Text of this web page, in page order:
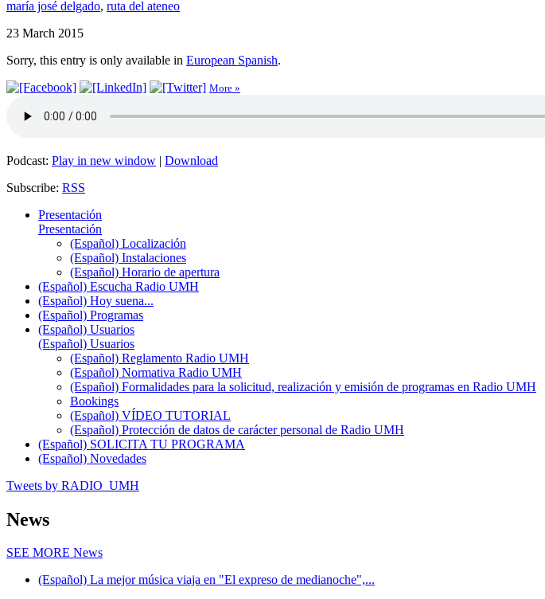
maría josé delgado, ruta del ateneo
23 March 2015
Sorry, this entry is only available in European Spanish.
More »
Podcast: Play in new window | Download
Subscribe: RSS
Presentación
Presentación
(Español) Localización
(Español) Instalaciones
(Español) Horario de apertura
(Español) Escucha Radio UMH
(Español) Hoy suena...
(Español) Programas
(Español) Usuarios
(Español) Usuarios
(Español) Reglamento Radio UMH
(Español) Normativa Radio UMH
(Español) Formalidades para la solicitud, realización y emisión de programas en Radio UMH
Bookings
(Español) VÍDEO TUTORIAL
(Español) Protección de datos de carácter personal de Radio UMH
(Español) SOLICITA TU PROGRAMA
(Español) Novedades
Tweets by RADIO_UMH
News
SEE MORE News
(Español) La mejor música viaja en "El expreso de medianoche",...